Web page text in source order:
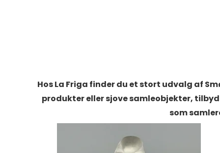
Hos La Friga finder du et stort udvalg af
produkter eller sjove samleobjekter,
som